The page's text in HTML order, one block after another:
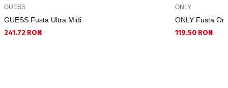
GUESS
GUESS Fusta Ultra Midi
241.72 RON
ONLY
ONLY Fusta
119.50 RON